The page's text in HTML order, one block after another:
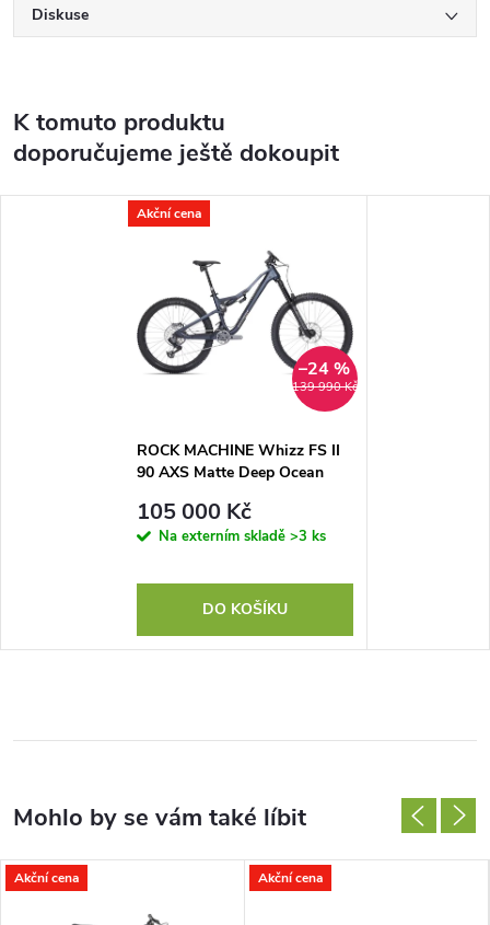
Diskuse
K tomuto produktu
doporučujeme ještě dokoupit
Akční cena
139 990 Kč
–24 %
ROCK MACHINE Whizz FS II
90 AXS Matte Deep Ocean
105 000 Kč
Na externím skladě >3 ks
DO KOŠÍKU
Akční cena Akční cena